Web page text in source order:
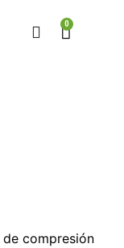
0
compresión